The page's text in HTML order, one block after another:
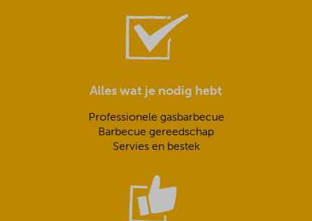
Alles wat je nodig hebt
Professionele gasbarbecue
Barbecue gereedschap
Servies en bestek